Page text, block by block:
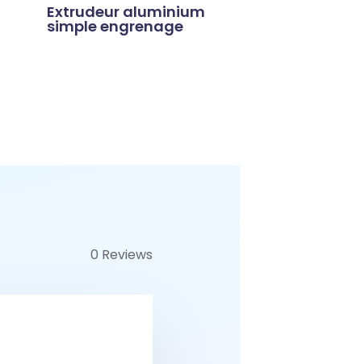
Extrudeur aluminium
simple engrenage
0 Reviews